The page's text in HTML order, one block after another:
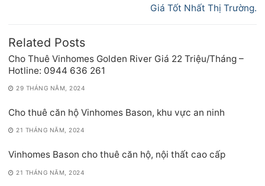
Giá Tốt Nhất Thị Trường.
Related Posts
Cho Thuê Vinhomes Golden River Giá 22 Triệu/Tháng –
Hotline: 0944 636 261
29 THÁNG NĂM, 2024
Cho thuê căn hộ Vinhomes Bason, khu vực an ninh
21 THÁNG NĂM, 2024
Vinhomes Bason cho thuê căn hộ, nội thất cao cấp
21 THÁNG NĂM, 2024